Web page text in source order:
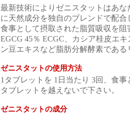
最新技術によりゼニスタットはあ
に天然成分を独自のブレンドで配合
食事として摂取された脂質吸収を阻
EGCG 45％ ECGC、カシア桂皮エ
ン豆エキスなど脂肪分解酵素であ
ゼニスタットの使用方法
1タブレットを 1日当たり 3回、食
タブレットを越えないで下さい。
ゼニスタットの成分